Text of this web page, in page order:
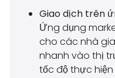
Giao dịch trên
Ứng dụng
cho các nhà
nhanh vào thị
tốc độ thực